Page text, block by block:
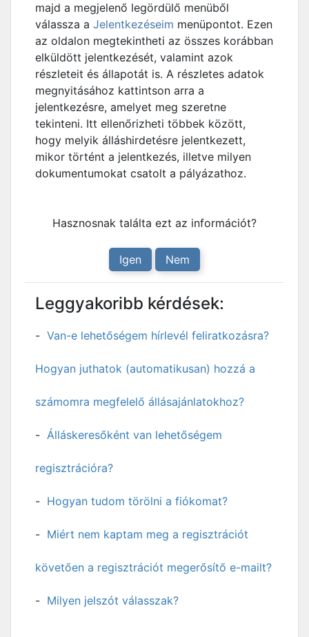
majd a megjelenő legördülő menüből
válassza a Jelentkezéseim menüpontot. Ezen
az oldalon megtekintheti az összes korábban
elküldött jelentkezését, valamint azok
részleteit és állapotát is. A részletes adatok
megnyitásához kattintson arra a
jelentkezésre, amelyet meg szeretne
tekinteni. Itt ellenőrizheti többek között,
hogy melyik álláshirdetésre jelentkezett,
mikor történt a jelentkezés, illetve milyen
dokumentumokat csatolt a pályázathoz.
Hasznosnak találta ezt az információt?
Igen Nem
Leggyakoribb kérdések:
Van-e lehetőségem hírlevél feliratkozásra?
Hogyan juthatok (automatikusan) hozzá a
számomra megfelelő állásajánlatokhoz?
Álláskeresőként van lehetőségem
regisztrációra?
Hogyan tudom törölni a fiókomat?
Miért nem kaptam meg a regisztrációt
követően a regisztrációt megerősítő e-mailt?
Milyen jelszót válasszak?